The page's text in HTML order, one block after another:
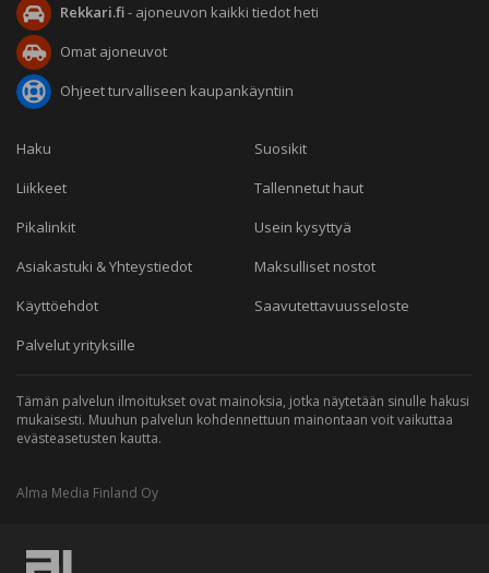
Rekkari.fi- ajoneuvon kaikki tiedot heti
Omat ajoneuvot
Ohjeet turvalliseen kaupankäyntiin
Haku
Liikkeet
Pikalinkit
Asiakastuki & Yhteystiedot
Käyttöehdot
Palvelut yrityksille
Suosikit
Tallennetut haut
Usein kysyttyä
Maksulliset nostot
Saavutettavuusseloste
Tämän palvelun ilmoitukset ovat mainoksia, jotka näytetään sinulle hakusi
mukaisesti. Muuhun palvelun kohdennettuun mainontaan voit vaikuttaa
evästeasetusten kautta.
Alma Media Finland Oy